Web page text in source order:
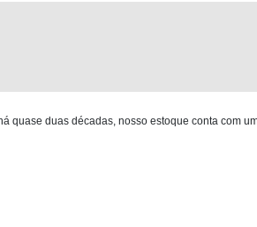
quase duas décadas, nosso estoque conta com